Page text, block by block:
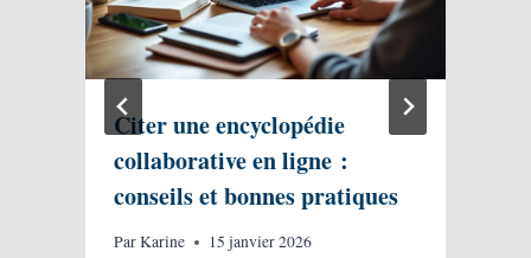
Citer une encyclopédie
collaborative en ligne :
conseils et bonnes pratiques
ParKarine 15 janvier 2026